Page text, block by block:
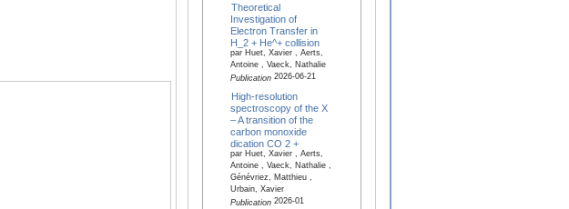
Theoretical
Investigation of
Electron Transfer in
H_2 + He^+ collision
par Huet, Xavier , Aerts,
Antoine , Vaeck, Nathalie
Publication2026-06-21
High-resolution
spectroscopy of the X
– A transition of the
carbon monoxide
dication CO 2 +
par Huet, Xavier , Aerts,
Antoine , Vaeck, Nathalie ,
Génévriez, Matthieu ,
Urbain, Xavier
Publication2026-01